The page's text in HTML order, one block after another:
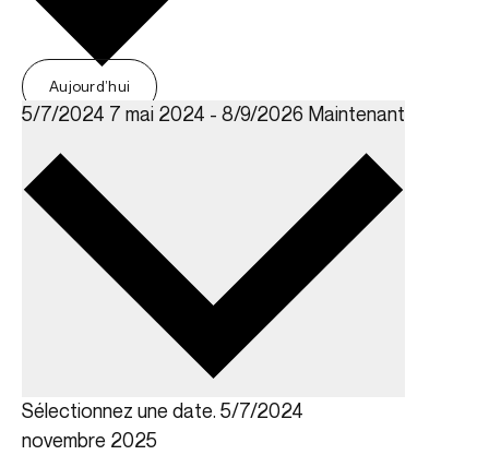
Aujourd’hui
5/7/2024 7 mai 2024 - 8/9/2026 Maintenant
Sélectionnez une date.
novembre 2025